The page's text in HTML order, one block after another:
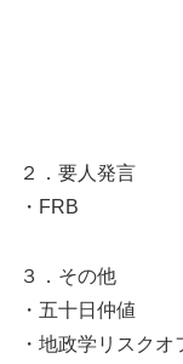
２．要人発言
・FRB
３．その他
・五十日仲値
・地政学リスク